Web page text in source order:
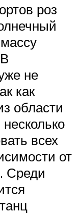
роз
не
как
области
всех
от
Среди